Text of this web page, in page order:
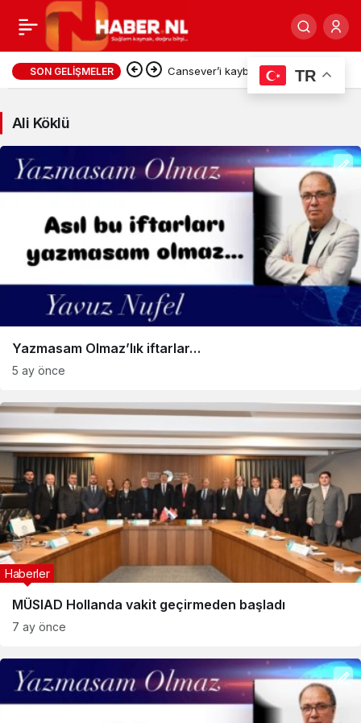
Ali
Köklü
Haberleri
SON GELIŞMELER Cansever’i kaybettik…
Ali Köklü
Yazmasam Olmaz’lık iftarlar…
5 ay önce
MÜSIAD Hollanda vakit geçirmeden başladı
Haberler
7 ay önce
TR